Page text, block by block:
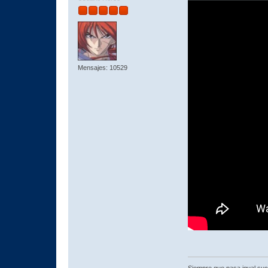
Mensajes: 10529